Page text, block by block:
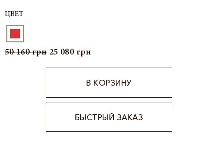
ЦВЕТ
50 160грн 25 080 грн
В КОРЗИНУ
БЫСТРЫЙ ЗАКАЗ